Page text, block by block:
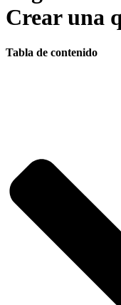
Crear una
Tabla de contenido